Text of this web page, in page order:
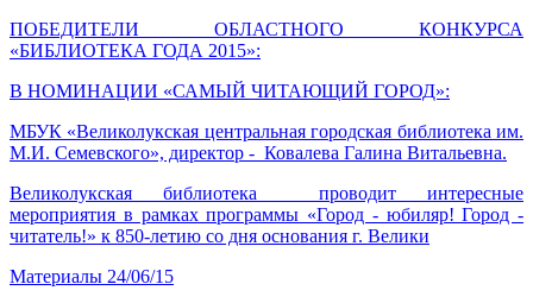
ПОБЕДИТЕЛИ ОБЛАСТНОГО КОНКУРСА
«БИБЛИОТЕКА ГОДА 2015»:
В НОМИНАЦИИ «САМЫЙ ЧИТАЮЩИЙ ГОРОД»:
МБУК «Великолукская центральная городская библиотека им.
М.И. Семевского», директор - Ковалева Галина Витальевна.
Великолукская библиотека проводит интересные
мероприятия в рамках программы «Город - юбиляр! Город -
читатель!» к 850-летию со дня основания г. Велики
Материалы 24/06/15